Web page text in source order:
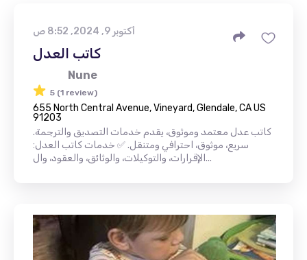
أكتوبر 9, 2024, 8:52 ص
كاتب العدل
Nune
5 (1 review)
655 North Central Avenue, Vineyard, Glendale, CA US
91203
كاتب عدل معتمد وموثوق، يقدم خدمات التصديق والترجمة.
سريع، موثوق، احترافي ومتنقل. ✅ خدمات كاتب العدل:
الإقرارات، والتوكيلات، والوثائق، والعقود، وال...